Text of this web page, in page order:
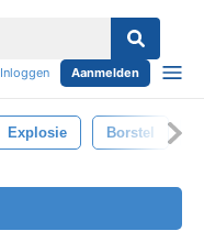
Inloggen Aanmelden
Explosie Borstel